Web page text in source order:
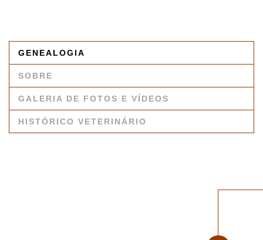
GENEALOGIA
SOBRE
GALERIA DE FOTOS E VÍDEOS
HISTÓRICO VETERINÁRIO